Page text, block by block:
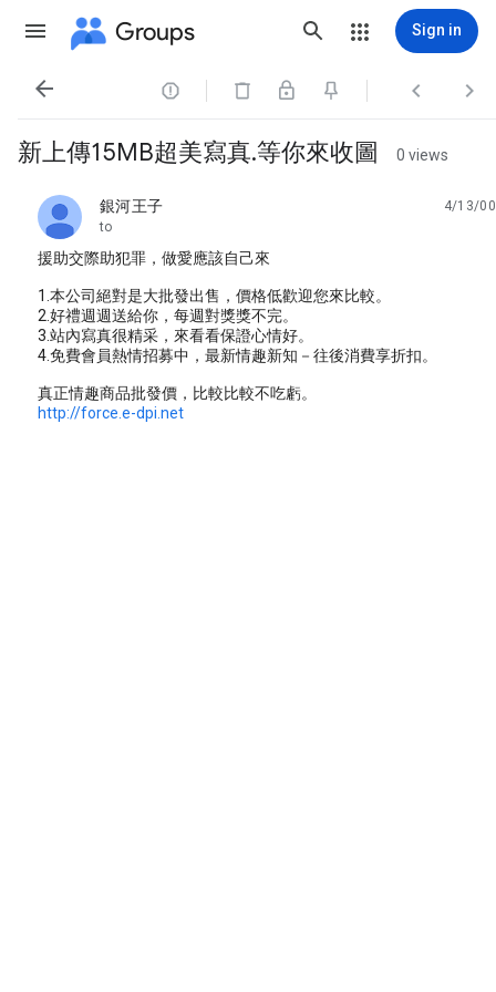
Groups Sign in
   
新上傳15MB超美寫真.等你來收圖 0 views
銀河王子
unread,
4/13/00
to
援助交際助犯罪，做愛應該自己來
1.本公司絕對是大批發出售，價格低歡迎您來比較。
2.好禮週週送給你，每週對獎獎不完。
3.站內寫真很精采，來看看保證心情好。
4.免費會員熱情招募中，最新情趣新知－往後消費享折扣。
真正情趣商品批發價，比較比較不吃虧。
http://force.e-dpi.net